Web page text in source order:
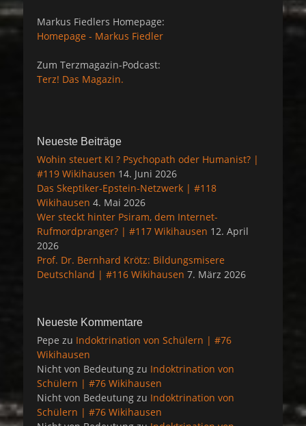
Markus Fiedlers Homepage:
Homepage - Markus Fiedler
Zum Terzmagazin-Podcast:
Terz! Das Magazin.
Neueste Beiträge
Wohin steuert KI ? Psychopath oder Humanist? |
#119 Wikihausen 14. Juni 2026
Das Skeptiker-Epstein-Netzwerk | #118
Wikihausen 4. Mai 2026
Wer steckt hinter Psiram, dem Internet-
Rufmordpranger? | #117 Wikihausen 12. April
2026
Prof. Dr. Bernhard Krötz: Bildungsmisere
Deutschland | #116 Wikihausen 7. März 2026
Neueste Kommentare
Pepe zu Indoktrination von Schülern | #76
Wikihausen
Nicht von Bedeutung zu Indoktrination von
Schülern | #76 Wikihausen
Nicht von Bedeutung zu Indoktrination von
Schülern | #76 Wikihausen